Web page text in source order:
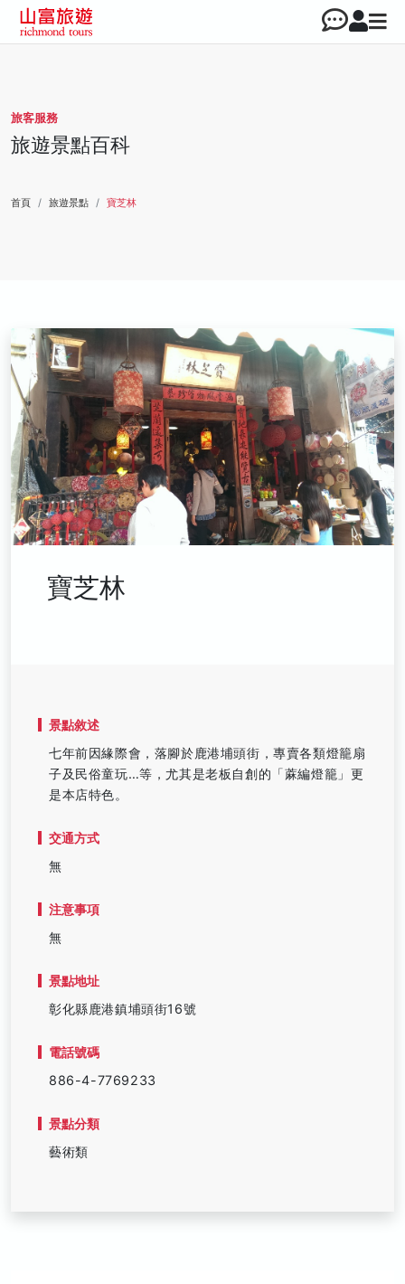
旅客服務
旅遊景點百科
首頁 旅遊景點 寶芝林
寶芝林
景點敘述
七年前因緣際會，落腳於鹿港埔頭街，專賣各類燈籠扇
子及民俗童玩…等，尤其是老板自創的「蔴編燈籠」更
是本店特色。
交通方式
無
注意事項
無
景點地址
彰化縣鹿港鎮埔頭街16號
電話號碼
886-4-7769233
景點分類
藝術類